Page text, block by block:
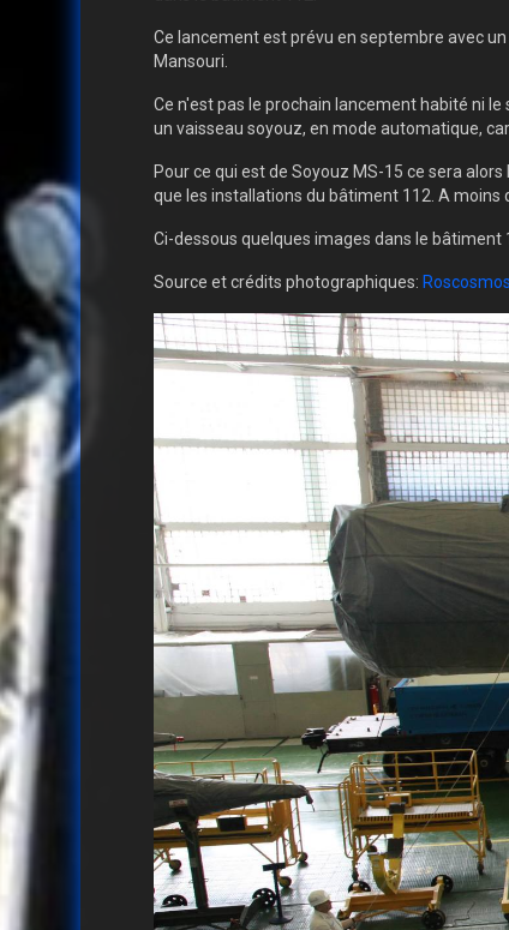
Ce lancement est prévu en septembre avec
Mansouri.
Ce n'est pas le prochain lancement habité ni
un vaisseau soyouz, en mode automatique,
Pour ce qui est de Soyouz MS-15 ce sera
que les installations du bâtiment 112. A moins
Ci-dessous quelques images dans le bâtiment
Source et crédits photographiques: Roscosmos